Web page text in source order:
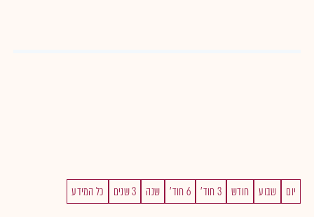
יום שבוע חודש 3 חוד' 6 חוד' שנה 3 שנים כל המידע